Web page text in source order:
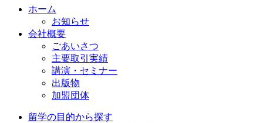
ホーム
お知らせ
会社概要
ごあいさつ
主要取引実績
講演・セミナー
出版物
加盟団体
留学の目的から探す